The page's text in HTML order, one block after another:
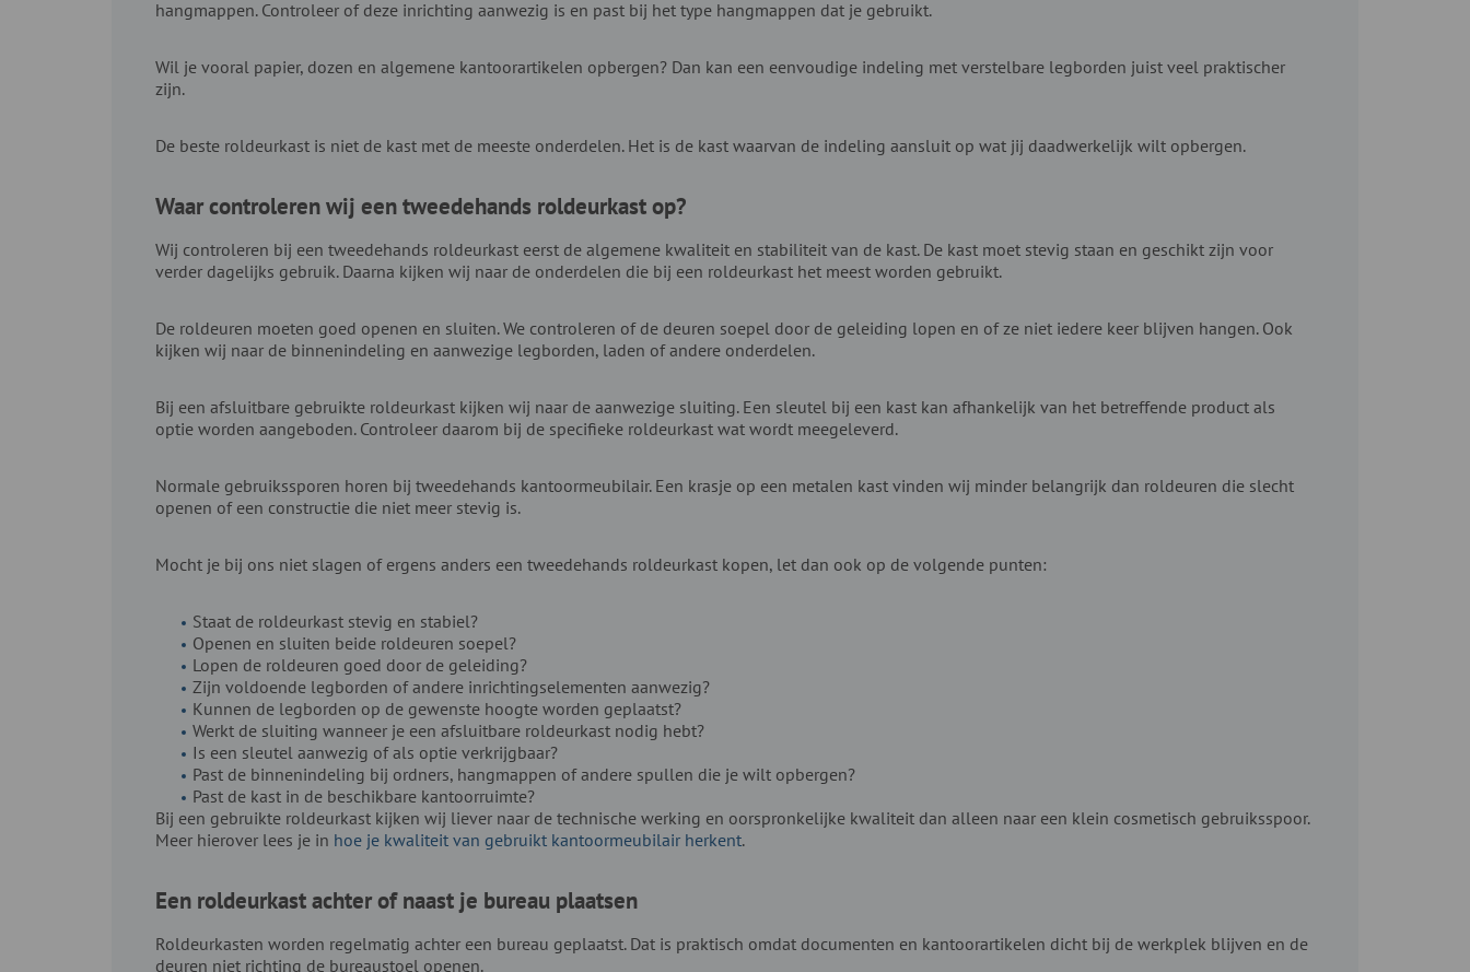
hangmappen. Controleer of deze inrichting aanwezig is en past bij het type hangmappen dat je gebruikt.
Wil je vooral papier, dozen en algemene kantoorartikelen opbergen? Dan kan een eenvoudige indeling met verstelbare legborden juist veel praktischer
zijn.
De beste roldeurkast is niet de kast met de meeste onderdelen. Het is de kast waarvan de indeling aansluit op wat jij daadwerkelijk wilt opbergen.
Waar controleren wij een tweedehands roldeurkast op?
Wij controleren bij een tweedehands roldeurkast eerst de algemene kwaliteit en stabiliteit van de kast. De kast moet stevig staan en geschikt zijn voor
verder dagelijks gebruik. Daarna kijken wij naar de onderdelen die bij een roldeurkast het meest worden gebruikt.
De roldeuren moeten goed openen en sluiten. We controleren of de deuren soepel door de geleiding lopen en of ze niet iedere keer blijven hangen. Ook
kijken wij naar de binnenindeling en aanwezige legborden, laden of andere onderdelen.
Bij een afsluitbare gebruikte roldeurkast kijken wij naar de aanwezige sluiting. Een sleutel bij een kast kan afhankelijk van het betreffende product als
optie worden aangeboden. Controleer daarom bij de specifieke roldeurkast wat wordt meegeleverd.
Normale gebruikssporen horen bij tweedehands kantoormeubilair. Een krasje op een metalen kast vinden wij minder belangrijk dan roldeuren die slecht
openen of een constructie die niet meer stevig is.
Mocht je bij ons niet slagen of ergens anders een tweedehands roldeurkast kopen, let dan ook op de volgende punten:
Staat de roldeurkast stevig en stabiel?
Openen en sluiten beide roldeuren soepel?
Lopen de roldeuren goed door de geleiding?
Zijn voldoende legborden of andere inrichtingselementen aanwezig?
Kunnen de legborden op de gewenste hoogte worden geplaatst?
Werkt de sluiting wanneer je een afsluitbare roldeurkast nodig hebt?
Is een sleutel aanwezig of als optie verkrijgbaar?
Past de binnenindeling bij ordners, hangmappen of andere spullen die je wilt opbergen?
Past de kast in de beschikbare kantoorruimte?
Bij een gebruikte roldeurkast kijken wij liever naar de technische werking en oorspronkelijke kwaliteit dan alleen naar een klein cosmetisch gebruiksspoor.
Meer hierover lees je in hoe je kwaliteit van gebruikt kantoormeubilair herkent.
Een roldeurkast achter of naast je bureau plaatsen
Roldeurkasten worden regelmatig achter een bureau geplaatst. Dat is praktisch omdat documenten en kantoorartikelen dicht bij de werkplek blijven en de
deuren niet richting de bureaustoel openen.